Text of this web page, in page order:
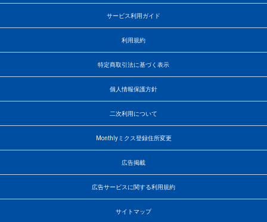
サービス利用ガイド
利用規約
特定商取引法に基づく表示
個人情報保護方針
二次利用について
Monthlyミクス登録住所変更
広告掲載
広告サービスに関する利用規約
サイトマップ